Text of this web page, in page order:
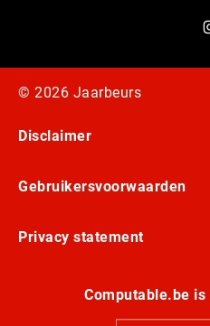
© 2026 Jaarbeurs
Disclaimer
Gebruikersvoorwaarden
Privacy statement
Computable.be